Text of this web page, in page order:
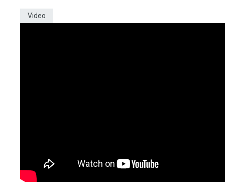
Video